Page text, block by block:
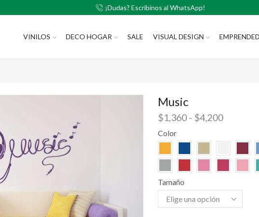
¡Dudas? Escribinos al WhatsApp!
VINILOS DECO HOGAR SALE VISUAL DESIGN
Music
$1,360 - $4,200
Color
Tamaño